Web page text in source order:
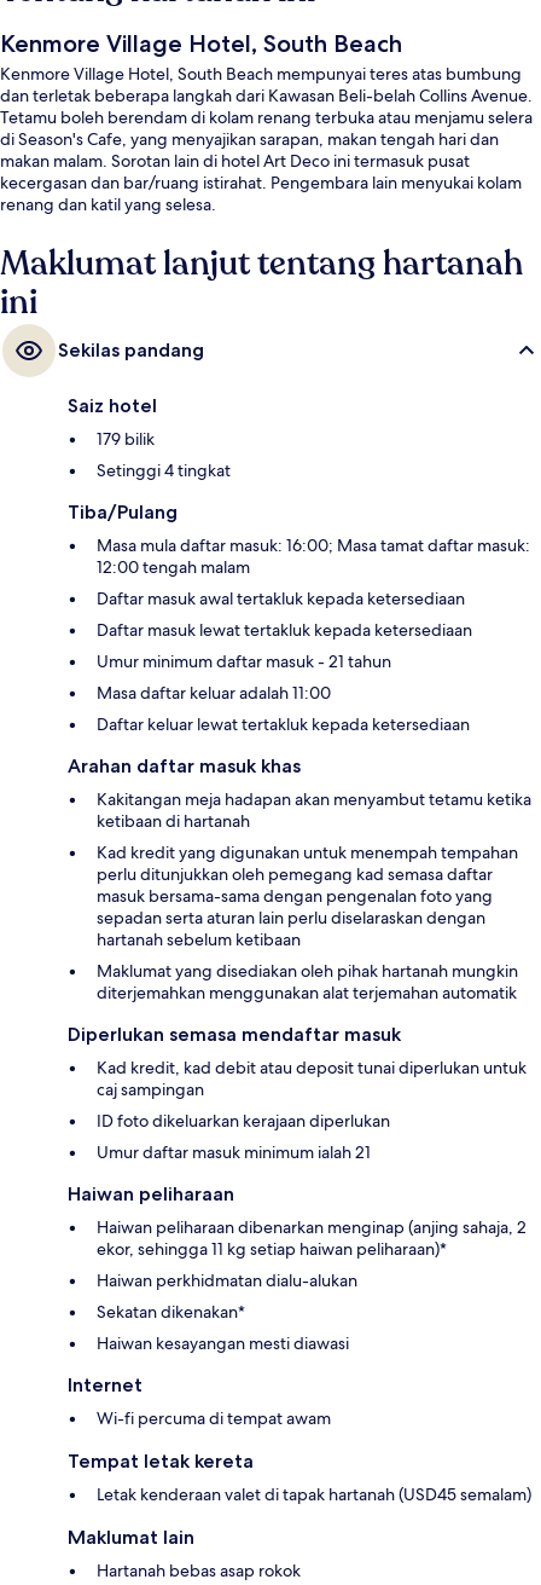
Kenmore Village Hotel, South Beach
Kenmore Village Hotel, South Beach mempunyai teres atas bumbung
dan terletak beberapa langkah dari Kawasan Beli-belah Collins Avenue.
Tetamu boleh berendam di kolam renang terbuka atau menjamu selera
di Season's Cafe, yang menyajikan sarapan, makan tengah hari dan
makan malam. Sorotan lain di hotel Art Deco ini termasuk pusat
kecergasan dan bar/ruang istirahat. Pengembara lain menyukai kolam
renang dan katil yang selesa.
Maklumat lanjut tentang hartanah
ini
Sekilas pandang
Saiz hotel
179 bilik
Setinggi 4 tingkat
Tiba/Pulang
Masa mula daftar masuk: 16:00; Masa tamat daftar masuk:
12:00 tengah malam
Daftar masuk awal tertakluk kepada ketersediaan
Daftar masuk lewat tertakluk kepada ketersediaan
Umur minimum daftar masuk - 21 tahun
Masa daftar keluar adalah 11:00
Daftar keluar lewat tertakluk kepada ketersediaan
Arahan daftar masuk khas
Kakitangan meja hadapan akan menyambut tetamu ketika
ketibaan di hartanah
Kad kredit yang digunakan untuk menempah tempahan
perlu ditunjukkan oleh pemegang kad semasa daftar
masuk bersama-sama dengan pengenalan foto yang
sepadan serta aturan lain perlu diselaraskan dengan
hartanah sebelum ketibaan
Maklumat yang disediakan oleh pihak hartanah mungkin
diterjemahkan menggunakan alat terjemahan automatik
Diperlukan semasa mendaftar masuk
Kad kredit, kad debit atau deposit tunai diperlukan untuk
caj sampingan
ID foto dikeluarkan kerajaan diperlukan
Umur daftar masuk minimum ialah 21
Haiwan peliharaan
Haiwan peliharaan dibenarkan menginap (anjing sahaja, 2
ekor, sehingga 11 kg setiap haiwan peliharaan)*
Haiwan perkhidmatan dialu-alukan
Sekatan dikenakan*
Haiwan kesayangan mesti diawasi
Internet
Wi-fi percuma di tempat awam
Tempat letak kereta
Letak kenderaan valet di tapak hartanah (USD45 semalam)
Maklumat lain
Hartanah bebas asap rokok